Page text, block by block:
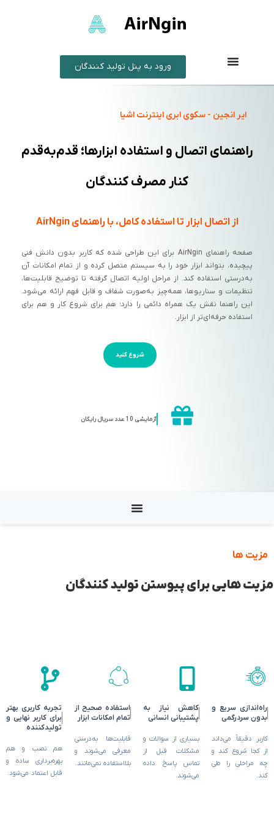
ورود به پنل تولید کنندگان
ایر انجین - سکوی ابری اینترنت اشیا
راهنمای اتصال و استفاده ابزارها؛ قدم‌به‌قدم
کنار مصرف کنندگان
از اتصال ابزار تا استفاده کامل، با راهنمای AirNgin
صفحه راهنمای AirNgin برای این طراحی شده که کاربر بدون دانش فنی
پیچیده، بتواند ابزار خود را به سیستم متصل کرده و از تمام امکانات آن
به‌درستی استفاده کند. از مراحل اولیه اتصال گرفته تا توضیح قابلیت‌ها،
تنظیمات و سناریوها، همه‌چیز به‌صورت شفاف و قابل فهم ارائه می‌شود.
این راهنما نقش یک همراه دائمی را دارد؛ هم برای شروع کار و هم برای
استفاده حرفه‌ای‌تر از ابزار.
شروع کنید
آزمایشی 10 عدد سریال رایگان
مزیت ها
مزیت هایی برای پیوستن تولید کنندگان
راه‌اندازی سریع و
بدون سردرگمی
کاربر دقیقاً می‌داند
از کجا شروع کند و
چه مراحلی را طی
کند.
کاهش نیاز به
پشتیبانی انسانی
بسیاری از سوالات و
مشکلات قبل از
تماس پاسخ داده
می‌شوند.
استفاده صحیح از
تمام امکانات ابزار
قابلیت‌ها به‌درستی
معرفی می‌شوند و
بلااستفاده نمی‌مانند.
تجربه کاربری بهتر
برای کاربر نهایی و
تولیدکننده
هم نصب و هم
بهره‌برداری ساده و
قابل اعتماد می‌شود.